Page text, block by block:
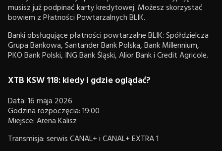
musisz już podpinać karty kredytowej. Możesz skorzystać
bowiem z Płatności Powtarzalnych BLIK.
Banki obsługujące płatności powtarzalne BLIK: Spółdzielcza
Grupa Bankowa, Santander Bank Polska, Bank Millennium,
PKO Bank Polski, ING Bank Śląski, Alior Bank i Credit Agricole.
XTB KSW 118: kiedy i gdzie oglądać?
Data: 16 maja 2026
Godzina rozpoczęcia: 19:00
Miejsce: Arena Kalisz
Transmisja: serwis CANAL+ i CANAL+ EXTRA 1